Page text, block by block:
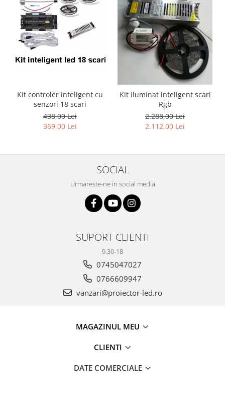
Kit controler inteligent cu
senzori 18 scari
438,00 Lei
369,00 Lei
Kit iluminat inteligent scari
Rgb
2.288,00 Lei
2.112,00 Lei
SOCIAL
Urmareste-ne in social media
SUPORT CLIENTI
9.30-18
0745047027
0766609947
vanzari@proiector-led.ro
MAGAZINUL MEU
CLIENTI
DATE COMERCIALE